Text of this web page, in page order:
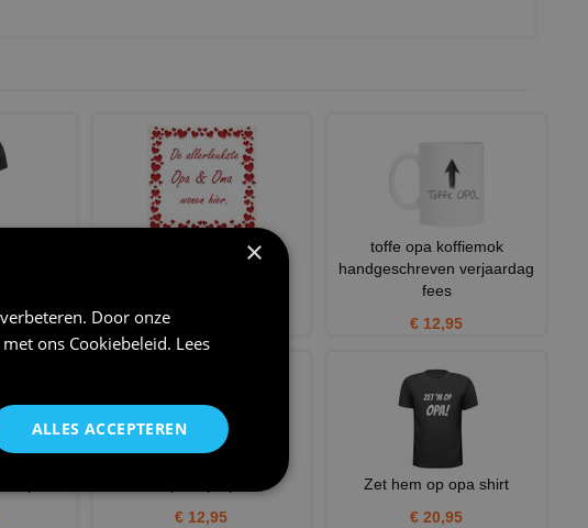
Spreukentegeltje De
toffe opa koffiemok
handgeschreven verjaardag
fees
€ 12,95
€ 12,95
Zet hem op opa shirt
€ 20,95
×
Door onze
ons Cookiebeleid. Lees
ALLES ACCEPTEREN